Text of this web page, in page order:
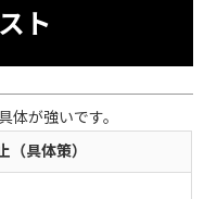
ト
が強いです。
（具体策）